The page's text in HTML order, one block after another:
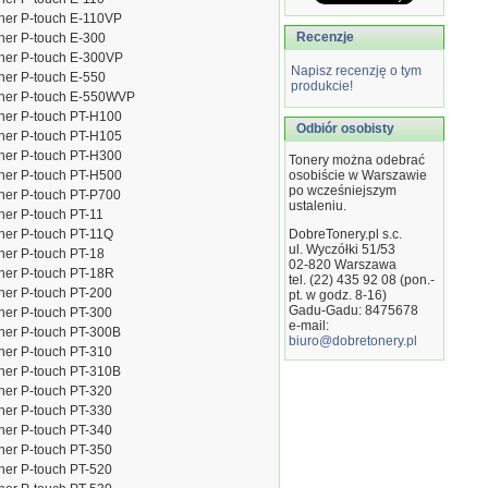
P-touch E-110VP
P-touch E-300
P-touch E-300VP
P-touch E-550
P-touch E-550WVP
P-touch PT-H100
P-touch PT-H105
P-touch PT-H300
P-touch PT-H500
P-touch PT-P700
P-touch PT-11
P-touch PT-11Q
P-touch PT-18
P-touch PT-18R
P-touch PT-200
P-touch PT-300
P-touch PT-300B
P-touch PT-310
P-touch PT-310B
P-touch PT-320
P-touch PT-330
P-touch PT-340
P-touch PT-350
P-touch PT-520
Recenzje
Napisz recenzję o tym
produkcie!
Odbiór osobisty
Tonery można odebrać
osobiście w Warszawie
po wcześniejszym
ustaleniu.
DobreTonery.pl s.c.
ul. Wyczółki 51/53
02-820 Warszawa
tel. (22) 435 92 08 (pon.-
pt. w godz. 8-16)
Gadu-Gadu: 8475678
e-mail:
biuro@dobretonery.pl